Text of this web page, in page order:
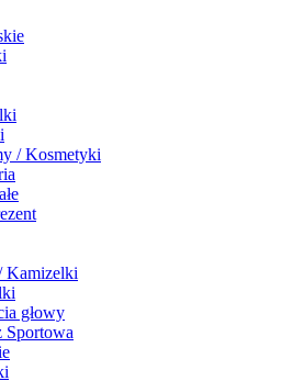
/ Kosmetyki
Kamizelki
głowy
Sportowa